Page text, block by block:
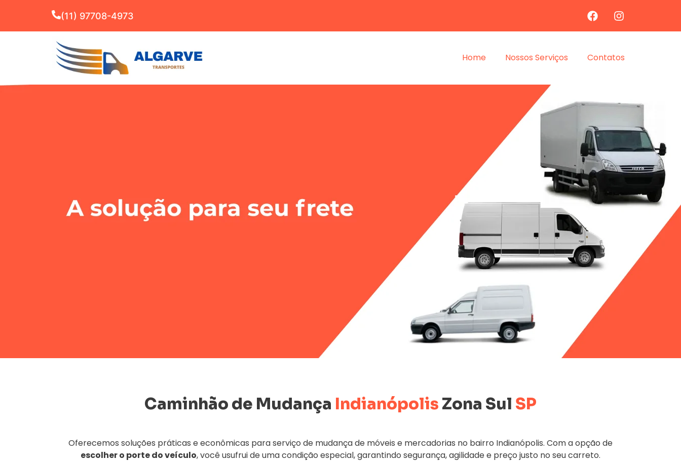
(11) 97708-4973
Home Nossos Serviços Contatos
Caminhão de Mudança Indianópolis Zona Sul SP
Oferecemos soluções práticas e econômicas para serviço de mudança de móveis e mercadorias no bairro Indianópolis. Com a opção de
escolher o porte do veículo, você usufrui de uma condição especial, garantindo segurança, agilidade e preço justo no seu carreto.